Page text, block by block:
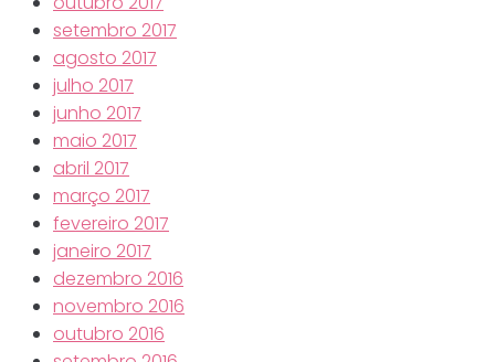
setembro 2017
agosto 2017
julho 2017
junho 2017
maio 2017
abril 2017
março 2017
fevereiro 2017
janeiro 2017
dezembro 2016
novembro 2016
outubro 2016